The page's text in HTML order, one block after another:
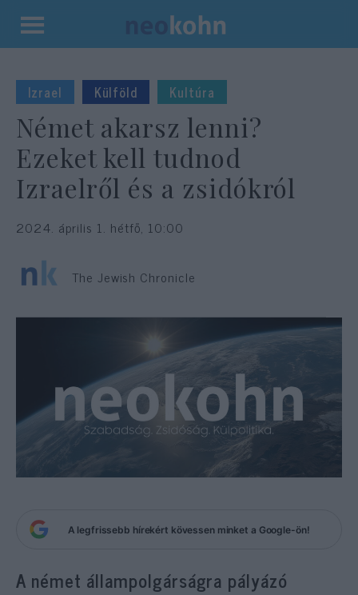
Kilépés
tartalomba
Izrael Külföld Kultúra
Német akarsz lenni?
Ezeket kell tudnod
Izraelről és a zsidókról
2024. április 1. hétfő, 10:00
The Jewish Chronicle
A legfrissebb hírekért kövessen minket a Google-ön!
A német állampolgárságra pályázó